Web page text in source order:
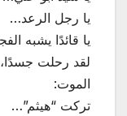
يا رجل الرعد…
يا قائدًا يشبه
لقد رحلت
الموت:
تركت “هيثم”…